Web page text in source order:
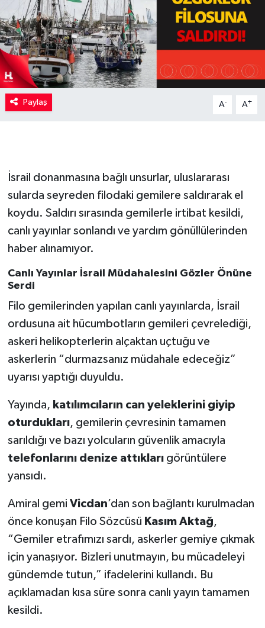
Paylaş A- A+
İsrail donanmasına bağlı unsurlar, uluslararası
sularda seyreden filodaki gemilere saldırarak el
koydu. Saldırı sırasında gemilerle irtibat kesildi,
canlı yayınlar sonlandı ve yardım gönüllülerinden
haber alınamıyor.
Canlı Yayınlar İsrail Müdahalesini Gözler Önüne
Serdi
Filo gemilerinden yapılan canlı yayınlarda, İsrail
ordusuna ait hücumbotların gemileri çevrelediği,
askeri helikopterlerin alçaktan uçtuğu ve
askerlerin “durmazsanız müdahale edeceğiz”
uyarısı yaptığı duyuldu.
Yayında, katılımcıların can yeleklerini giyip
oturdukları, gemilerin çevresinin tamamen
sarıldığı ve bazı yolcuların güvenlik amacıyla
telefonlarını denize attıklarıgörüntülere
yansıdı.
Amiral gemi Vicdan’dan son bağlantı kurulmadan
önce konuşan Filo Sözcüsü Kasım Aktağ,
“Gemiler etrafımızı sardı, askerler gemiye çıkmak
için yanaşıyor. Bizleri unutmayın, bu mücadeleyi
gündemde tutun,” ifadelerini kullandı. Bu
açıklamadan kısa süre sonra canlı yayın tamamen
kesildi.